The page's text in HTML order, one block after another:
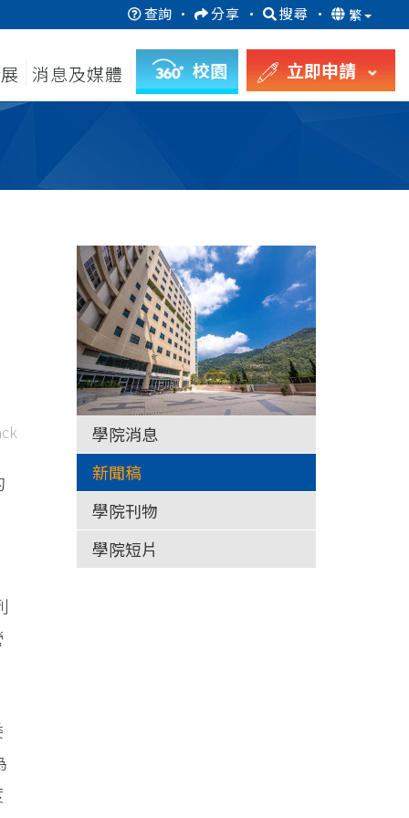
查詢 · 分享 · 搜尋 · 繁
消息及媒體 校園 立即申請
學院消息
新聞稿
學院刊物
學院短片